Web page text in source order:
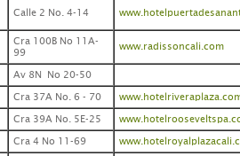
Calle 2 No. 4-14
Cra 100B No 11A-
99
www.radissoncali.com
Av 8N No 20-50
Cra 37A No. 6 - 70
Cra 39A No. 5E-25
Cra 4 No 11-69